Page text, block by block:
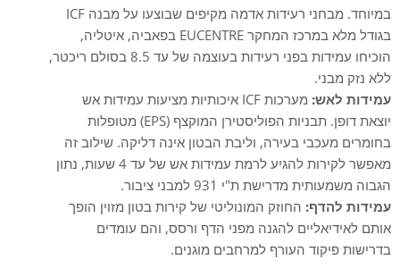
במיוחד. מבחני רעידות אדמה מקיפים שבוצעו על מבנה ICF
בגודל מלא במרכז המחקר EUCENTRE בפאביה, איטליה,
הוכיחו עמידות בפני רעידות בעוצמה של עד 8.5 בסולם ריכטר,
ללא נזק מבני.
עמידות לאש:
מערכות ICF איכותיות מציעות עמידות אש
יוצאת דופן. תבניות הפוליסטירן המוקצף (EPS) מטופלות
בחומרים מעכבי בעירה, וליבת הבטון אינה דליקה. שילוב זה
מאפשר לקירות להגיע לרמת עמידות אש של עד 4 שעות, נתון
הגבוה משמעותית מדרישת ת"י 931 למבני ציבור.
עמידות להדף: החוזק המונוליטי של קירות בטון מזוין הופך
אותם לאידיאליים להגנה מפני הדף ורסס, והם עומדים
בדרישות פיקוד העורף למרחבים מוגנים.